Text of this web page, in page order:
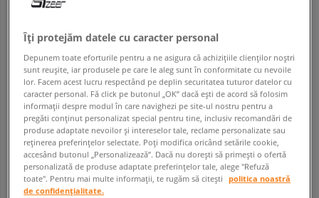
ADIDAS FORUM2000
bărbați
359,99 RON
599,99 RON
399,99 RON - cel mai mic preț
Îți protejăm datele cu caracter personal
Depunem toate eforturile pentru a ne asigura că achizițiile clienților noștri
sunt reușite, iar produsele pe care le aleg sunt în conformitate cu nevoile
lor. Facem acest lucru respectând pe deplin securitatea tuturor datelor cu
caracter personal. Fă click pe butonul „OK” dacă ești de acord să folosim
informații despre modul în care navighezi pe site-ul nostru pentru a
pregăti conținut personalizat special pentru tine, inclusiv recomandări de
produse adaptate nevoilor și intereselor tale, reclame personalizate sau
reținerea preferințelor selectate. Poți modifica oricând setările cookie,
accesând butonul „Personalizează”. Dacă nu dorești să primești o ofertă
personalizată de produse adaptate preferințelor tale, alege "Refuză
toate". Pentru mai multe informații, te rugăm să citești
politica noastră
de confidențialitate.